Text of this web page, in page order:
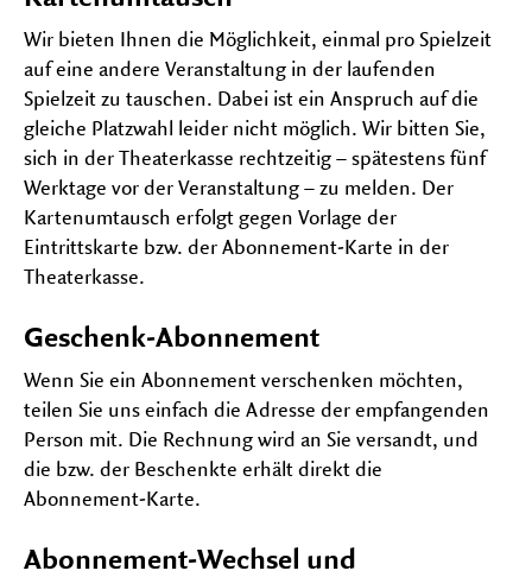
Wir bieten Ihnen die Möglichkeit, einmal pro Spielzeit
auf eine andere Veranstaltung in der laufenden
Spielzeit zu tauschen. Dabei ist ein Anspruch auf die
gleiche Platzwahl leider nicht möglich. Wir bitten Sie,
sich in der Theaterkasse rechtzeitig – spätestens fünf
Werktage vor der Veranstaltung – zu melden. Der
Kartenumtausch erfolgt gegen Vorlage der
Eintrittskarte bzw. der Abonnement-Karte in der
Theaterkasse.
Geschenk-Abonnement
Wenn Sie ein Abonnement verschenken möchten,
teilen Sie uns einfach die Adresse der empfangenden
Person mit. Die Rechnung wird an Sie versandt, und
die bzw. der Beschenkte erhält direkt die
Abonnement-Karte.
Abonnement-Wechsel und